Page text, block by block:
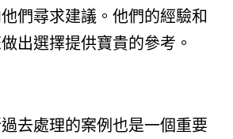
們尋求建議。他們的經驗和
出選擇提供寶貴的參考。
過去處理的案例也是一個重要